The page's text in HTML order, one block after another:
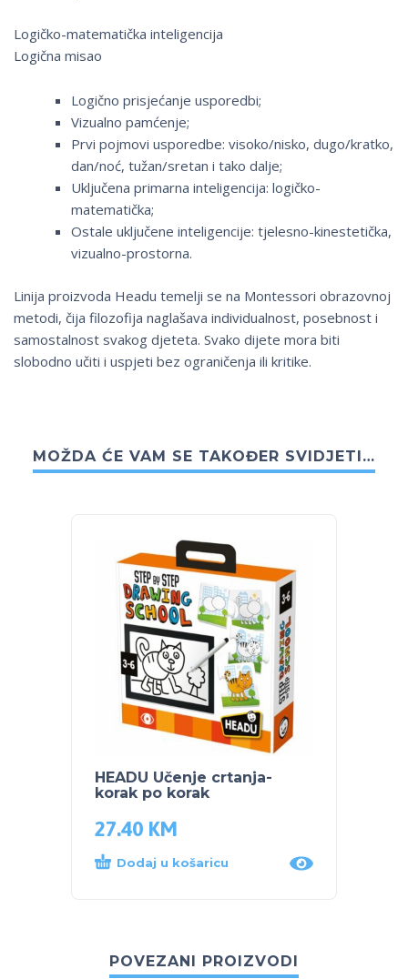
Logičko-matematička inteligencija
Logična misao
Logično prisjećanje usporedbi;
Vizualno pamćenje;
Prvi pojmovi usporedbe: visoko/nisko, dugo/kratko,
dan/noć, tužan/sretan i tako dalje;
Uključena primarna inteligencija: logičko-
matematička;
Ostale uključene inteligencije: tjelesno-kinestetička,
vizualno-prostorna.
Linija proizvoda Headu temelji se na Montessori obrazovnoj
metodi, čija filozofija naglašava individualnost, posebnost i
samostalnost svakog djeteta. Svako dijete mora biti
slobodno učiti i uspjeti bez ograničenja ili kritike.
MOŽDA ĆE VAM SE TAKOĐER SVIDJETI…
HEADU Učenje crtanja-
korak po korak
27.40 KM
Dodaj u košaricu
POVEZANI PROIZVODI